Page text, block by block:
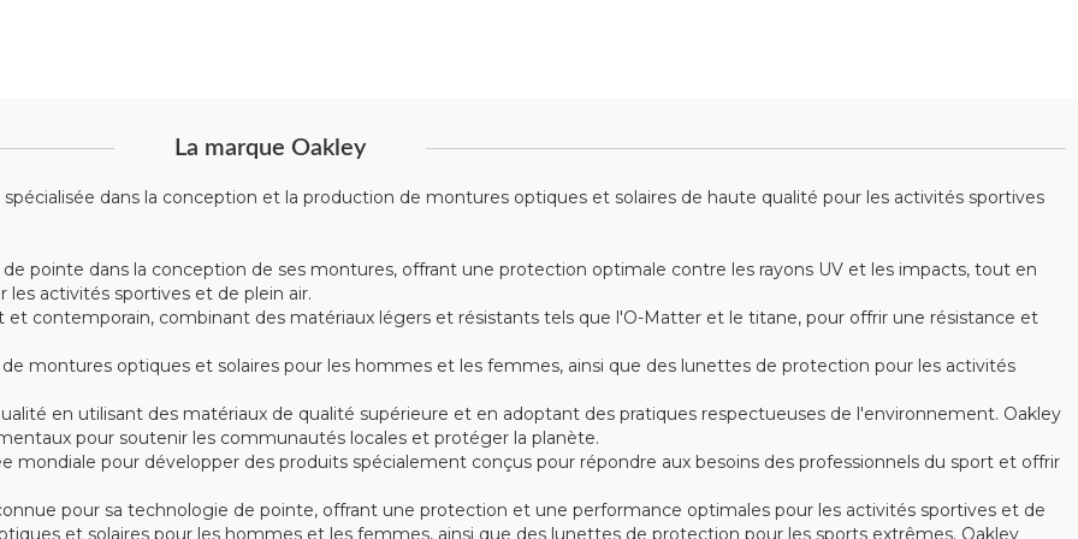
La marque Oakley
dans la conception et la production de montures optiques et solaires de haute qualité pour les activités sportives
pointe dans la conception de ses montures, offrant une protection optimale contre les rayons UV et les impacts, tout en
activités sportives et de plein air.
contemporain, combinant des matériaux légers et résistants tels que l'O-Matter et le titane, pour offrir une résistance et
montures optiques et solaires pour les hommes et les femmes, ainsi que des lunettes de protection pour les activités
en utilisant des matériaux de qualité supérieure et en adoptant des pratiques respectueuses de l'environnement. Oakley
pour soutenir les communautés locales et protéger la planète.
mondiale pour développer des produits spécialement conçus pour répondre aux besoins des professionnels du sport et offrir
pour sa technologie de pointe, offrant une protection et une performance optimales pour les activités sportives et de
et solaires pour les hommes et les femmes, ainsi que des lunettes de protection pour les sports extrêmes. Oakley